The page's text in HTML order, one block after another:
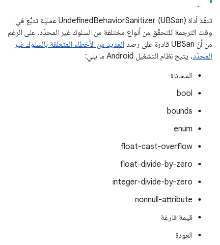
تنفّذ أداة UndefinedBehaviorSanitizer (UBSan) عملية تتبُّع في
وقت الترجمة للتحقّق من أنواع مختلفة من السلوك غير المحدّد. على الرغم
من أنّ UBSan قادرة على رصد
العديد من الأخطاء المتعلقة بالسلوك غير
المحدّد، يتيح نظام التشغيل Android ما يلي:
المحاذاة
bool
bounds
enum
float-cast-overflow
float-divide-by-zero
integer-divide-by-zero
nonnull-attribute
قيمة فارغة
العودة